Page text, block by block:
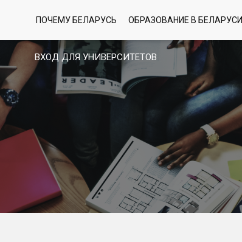
ВХОД ДЛЯ УНИВЕРСИТЕТОВ
ПОЧЕМУ БЕЛАРУСЬ ОБРАЗОВАНИЕ В БЕЛАРУСИ